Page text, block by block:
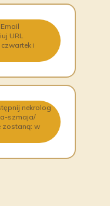
URL
i
nekrolog
szmaja/
zostaną: w